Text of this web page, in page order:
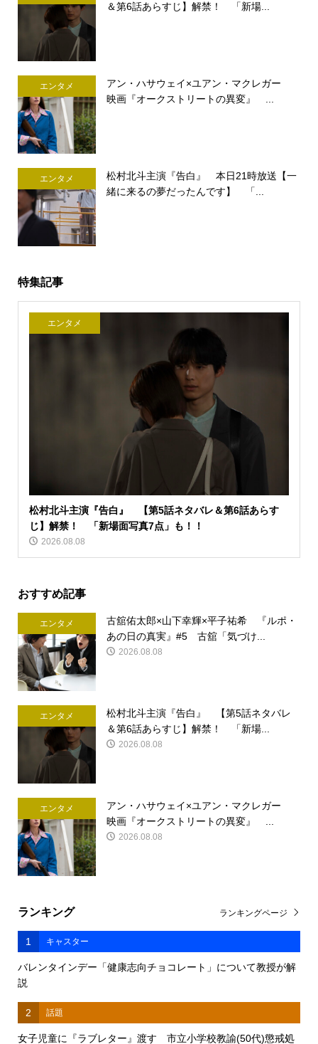
＆第6話あらすじ】解禁！ 「新場...
エンタメ
アン・ハサウェイ×ユアン・マクレガー
映画『オークストリートの異変』 ...
エンタメ
松村北斗主演『告白』 本日21時放送【一
緒に来るの夢だったんです】 「...
特集記事
エンタメ
松村北斗主演『告白』 【第5話ネタバレ＆第6話あらす
じ】解禁！ 「新場面写真7点」も！！
2026.08.08
おすすめ記事
エンタメ
古舘佑太郎×山下幸輝×平子祐希 『ルポ・
あの日の真実』#5 古舘「気づけ...
2026.08.08
エンタメ
松村北斗主演『告白』 【第5話ネタバレ
＆第6話あらすじ】解禁！ 「新場...
2026.08.08
エンタメ
アン・ハサウェイ×ユアン・マクレガー
映画『オークストリートの異変』 ...
2026.08.08
ランキング
1 キャスター
バレンタインデー「健康志向チョコレート」について教授が解
説
2 話題
女子児童に『ラブレター』渡す 市立小学校教諭(50代)懲戒処
ランキングページ